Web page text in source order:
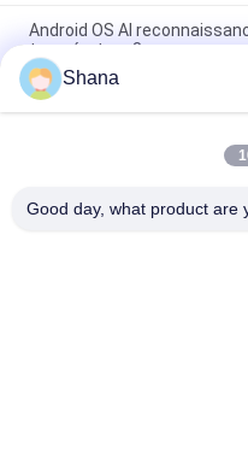
Android OS AI
température 8 pouces
Smartboard tournant le
l'écran tactile capacitif
JCVISION Panneau LED
Shana
Good day, what product are